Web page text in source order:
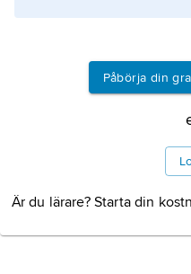
Påbörja din
Är du lärare? Starta din